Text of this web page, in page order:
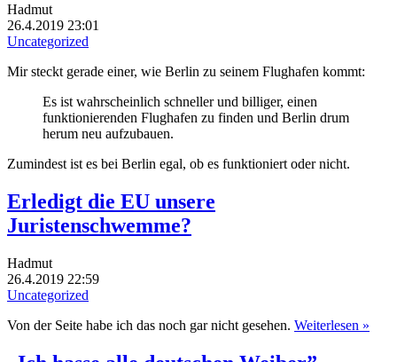
Hadmut
26.4.2019 23:01
Uncategorized
Mir steckt gerade einer, wie Berlin zu seinem Flughafen kommt:
Es ist wahrscheinlich schneller und billiger, einen
funktionierenden Flughafen zu finden und Berlin drum
herum neu aufzubauen.
Zumindest ist es bei Berlin egal, ob es funktioniert oder nicht.
Erledigt die EU unsere
Juristenschwemme?
Hadmut
26.4.2019 22:59
Uncategorized
Von der Seite habe ich das noch gar nicht gesehen. Weiterlesen »